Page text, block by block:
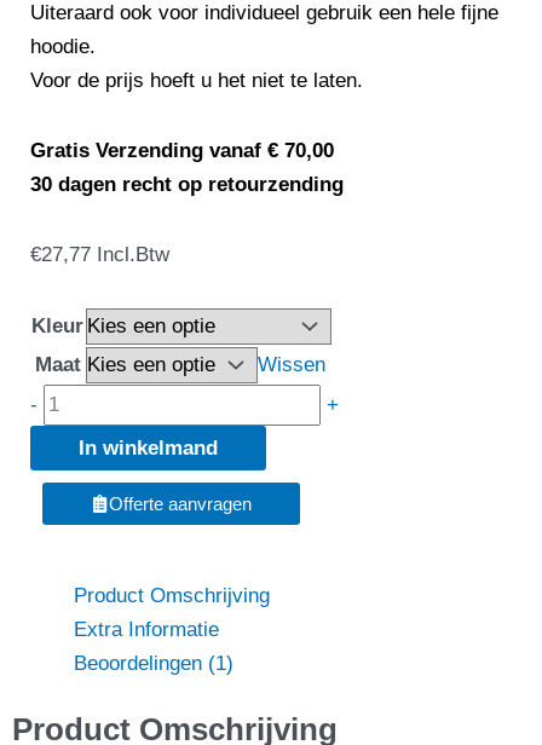
Uiteraard ook voor individueel gebruik een hele fijne
hoodie.
Voor de prijs hoeft u het niet te laten.
Gratis Verzending vanaf € 70,00
30 dagen recht op retourzending
€27,77 Incl.Btw
Kleur
Maat
Wissen
-
Gildan
Heavy
Blend
Full
Zip
Hooded
Sweater
aantal
+
In winkelmand
Offerte aanvragen
Product Omschrijving
Extra Informatie
Beoordelingen (1)
Product Omschrijving